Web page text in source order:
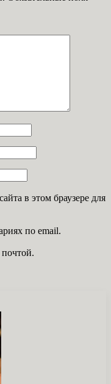
в этом браузере для
по email.